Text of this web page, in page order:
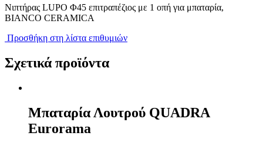
Νιπτήρας LUPO Φ45 επιτραπέζιος με 1 οπή για μπαταρία,
BIANCO CERAMICA
Προσθήκη στη λίστα επιθυμιών
Σχετικά προϊόντα
Μπαταρία Λουτρού QUADRA
Eurorama